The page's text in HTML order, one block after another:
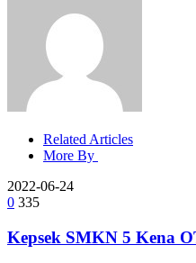
Related Articles
More By
2022-06-24
0 335
Kepsek SMKN 5 Kena